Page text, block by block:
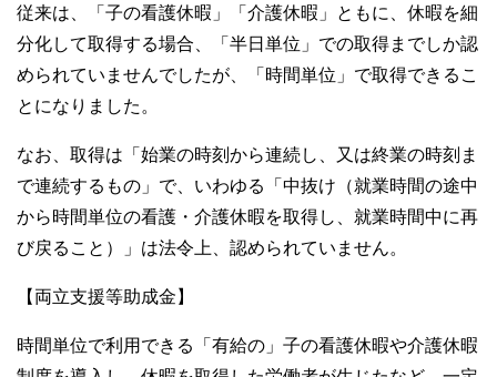
従来は、「子の看護休暇」「介護休暇」ともに、休暇を細
分化して取得する場合、「半日単位」での取得までしか認
められていませんでしたが、「時間単位」で取得できるこ
とになりました。
なお、取得は「始業の時刻から連続し、又は終業の時刻ま
で連続するもの」で、いわゆる「中抜け（就業時間の途中
から時間単位の看護・介護休暇を取得し、就業時間中に再
び戻ること）」は法令上、認められていません。
【両立支援等助成金】
時間単位で利用できる「有給の」子の看護休暇や介護休暇